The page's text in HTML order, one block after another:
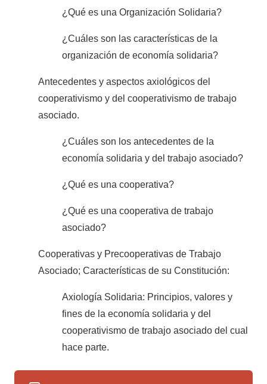
¿Qué es una Organización Solidaria?
¿Cuáles son las características de la
organización de economía solidaria?
Antecedentes y aspectos axiológicos del
cooperativismo y del cooperativismo de trabajo
asociado.
¿Cuáles son los antecedentes de la
economía solidaria y del trabajo asociado?
¿Qué es una cooperativa?
¿Qué es una cooperativa de trabajo
asociado?
Cooperativas y Precooperativas de Trabajo
Asociado; Características de su Constitución:
Axiología Solidaria: Principios, valores y
fines de la economía solidaria y del
cooperativismo de trabajo asociado del cual
hace parte.